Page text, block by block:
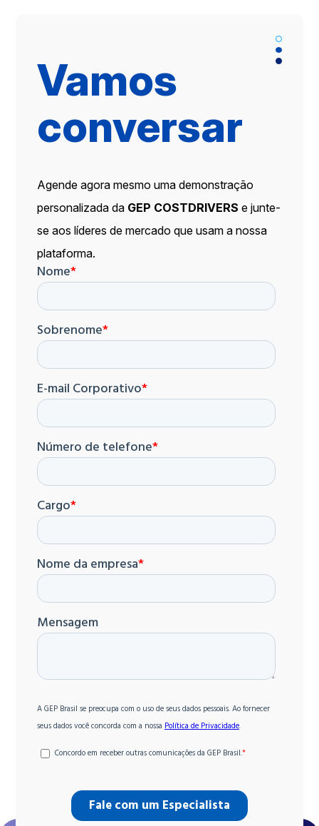
Vamos
conversar
Agende agora mesmo uma demonstração
personalizada da GEP COSTDRIVERS e junte-
se aos líderes de mercado que usam a nossa
plataforma.